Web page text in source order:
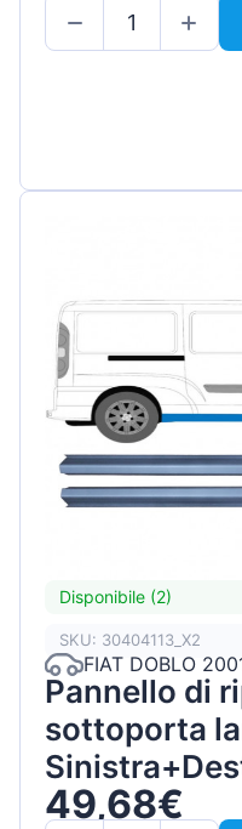
Disponibile (2)
SKU: 30404113_X2
FIAT DOBLO
Pannello di
sottoporta
49,68€